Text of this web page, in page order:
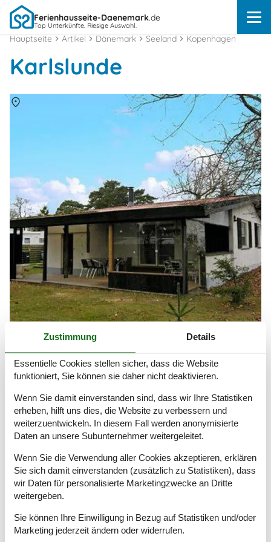
Ferienhausseite-Daenemark.de
Top Unterkünfte. Riesige Auswahl.
Hauptseite Artikel Dänemark Seeland Kopenhagen
Karlslunde
Ferienhaus Karlslunde
Die gute Lage nahe der Hauptstadt direkt an der Köge Bucht,
und die grüne Umgebung geben Karlslunde ein entspanntes
Flair
Artikelarten
Ferienhaus
Geografien
Alle
Dänemark
Seeland
Zustimmung Details
Essentielle Cookies stellen sicher, dass die Website
funktioniert, Sie können sie daher nicht deaktivieren.
Wenn Sie damit einverstanden sind, dass wir Ihre Statistiken
erheben, hilft uns dies, die Website zu verbessern und
weiterzuentwickeln. In diesem Fall werden anonymisierte
Daten an unsere Subunternehmer weitergeleitet.
Wenn Sie die Verwendung aller Cookies akzeptieren, erklären
Sie sich damit einverstanden (zusätzlich zu Statistiken), dass
wir Daten für personalisierte Marketingzwecke an Dritte
weitergeben.
Sie können Ihre Einwilligung in Bezug auf Statistiken und/oder
Marketing jederzeit ändern oder widerrufen.